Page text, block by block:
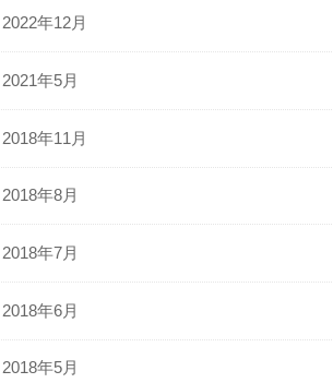
2022年12月
2021年5月
2018年11月
2018年8月
2018年7月
2018年6月
2018年5月